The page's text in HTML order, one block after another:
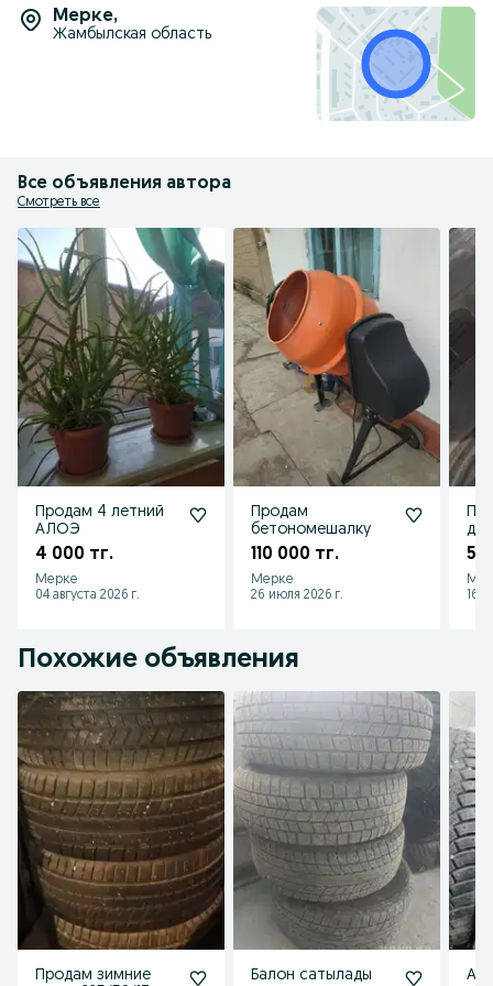
Мерке,
Жамбылская область
Все объявления автора
Смотреть все
Продам 4 летний
АЛОЭ
4 000 тг.
Мерке
04 августа 2026 г.
Продам
бетономешалку
110 000 тг.
Мерке
26 июля 2026 г.
5
16
Похожие объявления
Продам зимние
Балон сатылады